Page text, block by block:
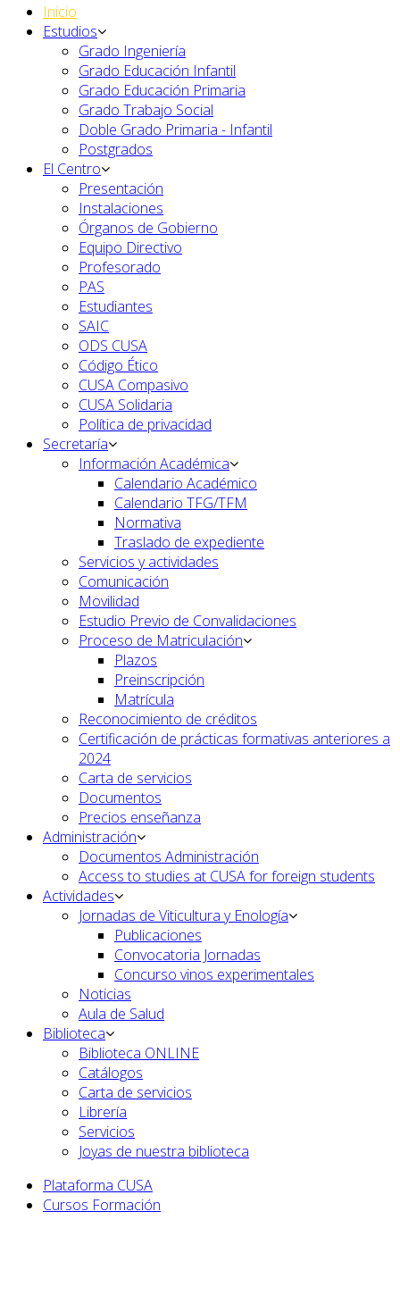
Inicio
Estudios
Grado Ingeniería
Grado Educación Infantil
Grado Educación Primaria
Grado Trabajo Social
Doble Grado Primaria - Infantil
Postgrados
El Centro
Presentación
Instalaciones
Órganos de Gobierno
Equipo Directivo
Profesorado
PAS
Estudiantes
SAIC
ODS CUSA
Código Ético
CUSA Compasivo
CUSA Solidaria
Política de privacidad
Secretaría
Información Académica
Calendario Académico
Calendario TFG/TFM
Normativa
Traslado de expediente
Servicios y actividades
Comunicación
Movilidad
Estudio Previo de Convalidaciones
Proceso de Matriculación
Plazos
Preinscripción
Matrícula
Reconocimiento de créditos
Certificación de prácticas formativas anteriores a
2024
Carta de servicios
Documentos
Precios enseñanza
Administración
Documentos Administración
Access to studies at CUSA for foreign students
Actividades
Jornadas de Viticultura y Enología
Publicaciones
Convocatoria Jornadas
Concurso vinos experimentales
Noticias
Aula de Salud
Biblioteca
Biblioteca ONLINE
Catálogos
Carta de servicios
Librería
Servicios
Joyas de nuestra biblioteca
Plataforma CUSA
Cursos Formación